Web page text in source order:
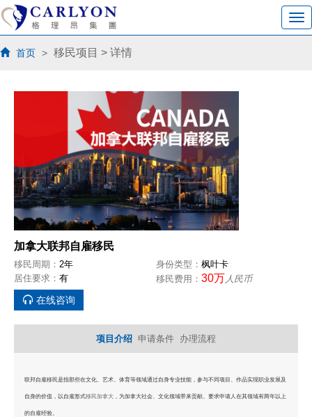
首页 > 移民项目 > 详情
加拿大联邦自雇移民
移民周期： 2年 身份类型： 枫叶卡
居住要求： 有 移民费用： 30万人民币
在线咨询
项目介绍 申请条件 办理流程
联邦自雇移民是指那些在文化、艺术、体育等领域通过自身专业技能，参与不同项目、作品实现职业发展及
自身的价值，以自雇形式移民加拿大 ，为加拿大社会、文化领域带来贡献。要求申请人在其领域有两年以上
的自雇经验。